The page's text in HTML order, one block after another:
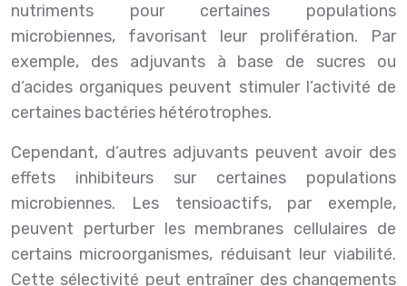
nutriments pour certaines populations
microbiennes, favorisant leur prolifération. Par
exemple, des adjuvants à base de sucres ou
d’acides organiques peuvent stimuler l’activité de
certaines bactéries hétérotrophes.
Cependant, d’autres adjuvants peuvent avoir des
effets inhibiteurs sur certaines populations
microbiennes. Les tensioactifs, par exemple,
peuvent perturber les membranes cellulaires de
certains microorganismes, réduisant leur viabilité.
Cette sélectivité peut entraîner des changements